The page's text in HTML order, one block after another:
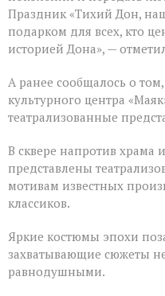
Праздник «Тихий Дон,
подарком для всех, кто
историей Дона», —
А ранее сообщалось о
культурного центра
театрализованные
В сквере напротив храма
представлены
мотивам известных
классиков.
Яркие костюмы эпохи
захватывающие сюжеты
равнодушными.